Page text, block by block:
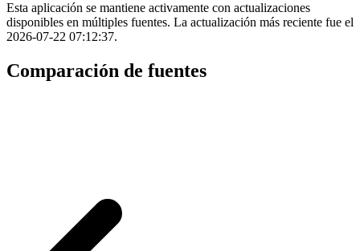
Esta aplicación se mantiene activamente con actualizaciones
disponibles en múltiples fuentes. La actualización más reciente fue el
2026-07-22 07:12:37.
Comparación de fuentes